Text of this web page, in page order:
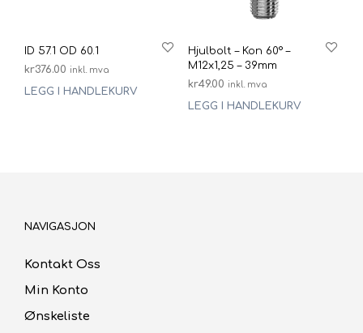
ID 57.1 OD 60.1
kr376.00 inkl. mva
LEGG I HANDLEKURV
Hjulbolt – Kon 60° –
M12x1,25 – 39mm
kr49.00 inkl. mva
LEGG I HANDLEKURV
NAVIGASJON
Kontakt Oss
Min Konto
Ønskeliste